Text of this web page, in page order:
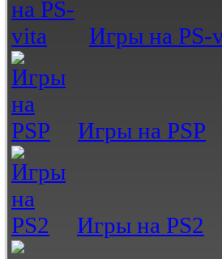
Игры на PS-
Игры на PSP
Игры на PS2